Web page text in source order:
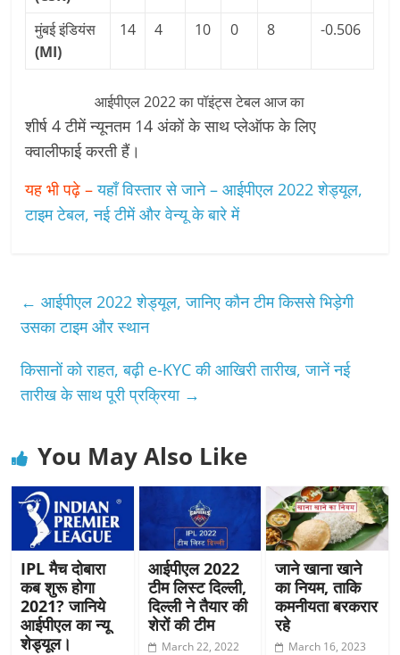
मुंबई इंडियंस
(MI)
14 4 10 0 8 -0.506
आईपीएल 2022 का पॉइंट्स टेबल आज का
शीर्ष 4 टीमें न्यूनतम 14 अंकों के साथ प्लेऑफ के लिए
क्वालीफाई करती हैं।
यह भी पढ़े – यहाँ विस्तार से जाने – आईपीएल 2022 शेड्यूल,
टाइम टेबल, नई टीमें और वेन्यू के बारे में
← आईपीएल 2022 शेड्यूल, जानिए कौन टीम किससे भिड़ेगी
उसका टाइम और स्थान
किसानों को राहत, बढ़ी e-KYC की आखिरी तारीख, जानें नई
तारीख के साथ पूरी प्रक्रिया →
You May Also Like
IPL मैच दोबारा
कब शुरू होगा
2021? जानिये
आईपीएल का न्यू
शेड्यूल।
आईपीएल 2022
टीम लिस्ट दिल्ली,
दिल्ली ने तैयार की
शेरों की टीम
March 22, 2022
जाने खाना खाने
का नियम, ताकि
कमनीयता बरकरार
रहे
March 16, 2023